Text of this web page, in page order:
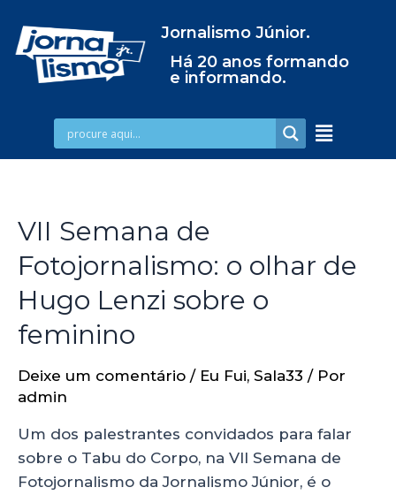
Jornalismo Júnior.
Há 20 anos formando
e informando.
VII Semana de
Fotojornalismo: o olhar de
Hugo Lenzi sobre o
feminino
Deixe um comentário / Eu Fui, Sala33 / Por
admin
Um dos palestrantes convidados para falar
sobre o Tabu do Corpo, na VII Semana de
Fotojornalismo da Jornalismo Júnior, é o